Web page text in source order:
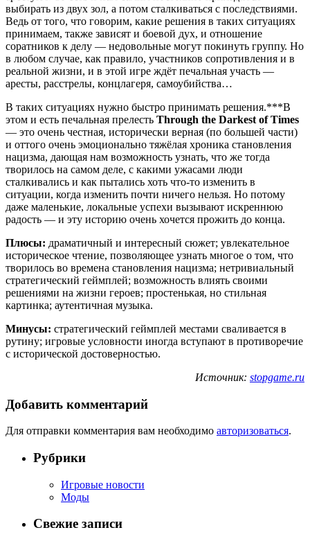
выбирать из двух зол, а потом сталкиваться с последствиями.
Ведь от того, что говорим, какие решения в таких ситуациях
принимаем, также зависят и боевой дух, и отношение
соратников к делу — недовольные могут покинуть группу. Но
в любом случае, как правило, участников сопротивления и в
реальной жизни, и в этой игре ждёт печальная участь —
аресты, расстрелы, концлагеря, самоубийства…
В таких ситуациях нужно быстро принимать решения.***В
этом и есть печальная прелесть Through the Darkest of Times
— это очень честная, исторически верная (по большей части)
и оттого очень эмоционально тяжёлая хроника становления
нацизма, дающая нам возможность узнать, что же тогда
творилось на самом деле, с какими ужасами люди
сталкивались и как пытались хоть что-то изменить в
ситуации, когда изменить почти ничего нельзя. Но потому
даже маленькие, локальные успехи вызывают искреннюю
радость — и эту историю очень хочется прожить до конца.
Плюсы: драматичный и интересный сюжет; увлекательное
историческое чтение, позволяющее узнать многое о том, что
творилось во времена становления нацизма; нетривиальный
стратегический геймплей; возможность влиять своими
решениями на жизни героев; простенькая, но стильная
картинка; аутентичная музыка.
Минусы: стратегический геймплей местами сваливается в
рутину; игровые условности иногда вступают в противоречие
с исторической достоверностью.
Источник: stopgame.ru
Добавить комментарий
Для отправки комментария вам необходимо авторизоваться.
Рубрики
Игровые новости
Моды
Свежие записи